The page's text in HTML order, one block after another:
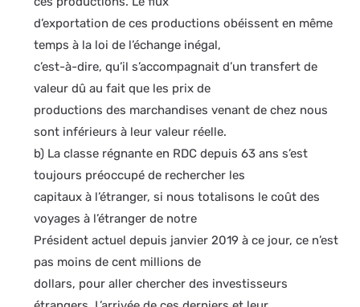
d’exportation de ces productions obéissent en même
temps à la loi de l’échange inégal,
c’est-à-dire, qu’il s’accompagnait d’un transfert de
valeur dû au fait que les prix de
productions des marchandises venant de chez nous
sont inférieurs à leur valeur réelle.
b) La classe régnante en RDC depuis 63 ans s’est
toujours préoccupé de rechercher les
capitaux à l’étranger, si nous totalisons le coût des
voyages à l’étranger de notre
Président actuel depuis janvier 2019 à ce jour, ce n’est
pas moins de cent millions de
dollars, pour aller chercher des investisseurs